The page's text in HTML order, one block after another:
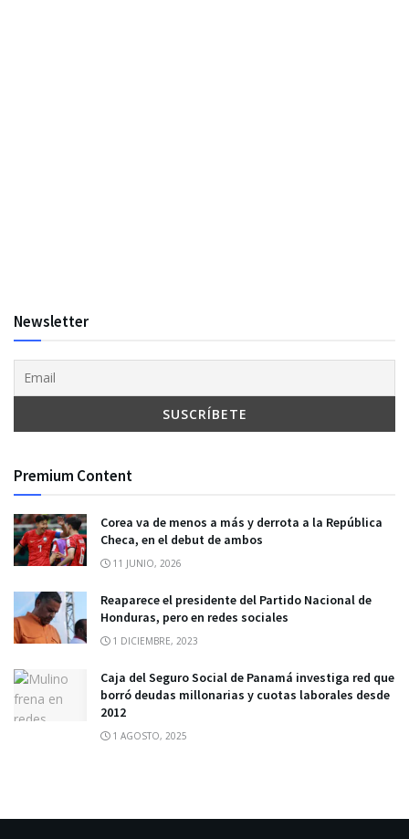
Newsletter
Premium Content
Corea va de menos a más y derrota a la República
Checa, en el debut de ambos
11 JUNIO, 2026
Reaparece el presidente del Partido Nacional de
Honduras, pero en redes sociales
1 DICIEMBRE, 2023
Caja del Seguro Social de Panamá investiga red que
borró deudas millonarias y cuotas laborales desde
2012
1 AGOSTO, 2025